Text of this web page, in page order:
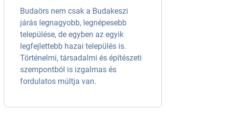
Budaörs nem csak a Budakeszi
járás legnagyobb, legnépesebb
települése, de egyben az egyik
legfejlettebb hazai település is.
Történelmi, társadalmi és építészeti
szempontból is izgalmas és
fordulatos múltja van.